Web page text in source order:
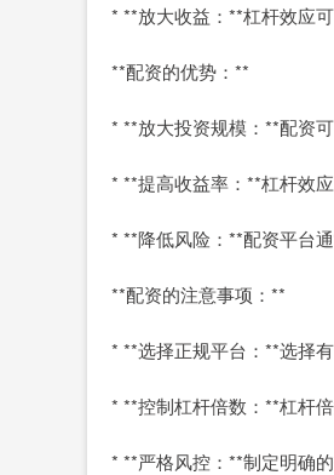
* **放大收益：**杠杆效应
**配资的优势：**
* **放大投资规模：**配资
* **提高收益率：**杠杆效
* **降低风险：**配资平台
**配资的注意事项：**
* **选择正规平台：**选择
* **控制杠杆倍数：**杠杆
* **严格风控：**制定明确